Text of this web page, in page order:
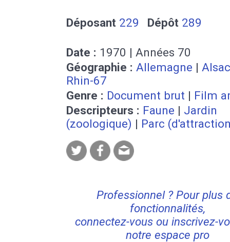
Déposant 229 Dépôt 289
Date : 1970 | Années 70
Géographie : Allemagne |
Rhin-67
Genre : Document brut | Film
Descripteurs : Faune | Jardin
(zoologique) | Parc
Professionnel ? Pour plus
fonctionnalités,
connectez-vous ou inscrivez-
notre espace pro